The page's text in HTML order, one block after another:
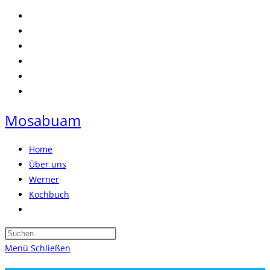
Zum
Inhalt
springen
Mosabuam
Home
Über uns
Werner
Kochbuch
umschalten
Press
Menü Schließen